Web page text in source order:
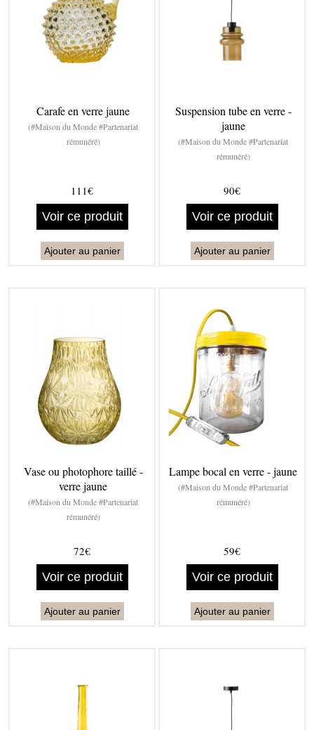
Carafe en verre jaune
(#Maison du Monde #Partenariat
rémunéré)
111€
Voir ce produit
Ajouter au panier
Suspension tube en verre -
jaune
(#Maison du Monde #Partenariat
rémunéré)
90€
Voir ce produit
Ajouter au panier
Vase ou photophore taillé -
verre jaune
(#Maison du Monde #Partenariat
rémunéré)
72€
Voir ce produit
Ajouter au panier
Lampe bocal en verre - jaune
(#Maison du Monde #Partenariat
rémunéré)
59€
Voir ce produit
Ajouter au panier